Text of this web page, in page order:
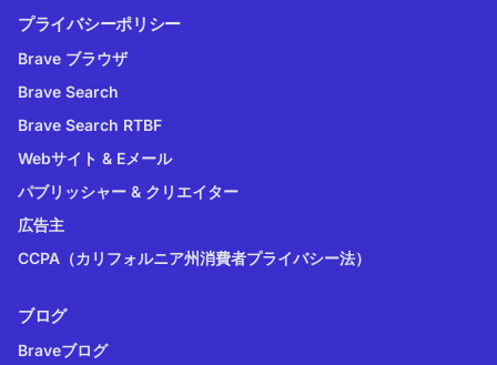
プライバシーポリシー
Brave ブラウザ
Brave Search
Brave Search RTBF
Webサイト & Eメール
パブリッシャー & クリエイター
広告主
CCPA（カリフォルニア州消費者プライバシー法）
ブログ
Braveブログ